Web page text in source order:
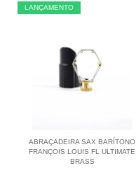
LANÇAMENTO
ABRAÇADEIRA SAX BARÍTONO
FRANÇOIS LOUIS FL ULTIMATE
BRASS